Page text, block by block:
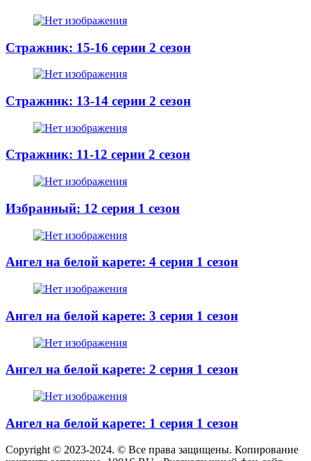
Стражник: 15-16 серии 2 сезон
Стражник: 13-14 серии 2 сезон
Стражник: 11-12 серии 2 сезон
Избранный: 12 серия 1 сезон
Ангел на белой карете: 4 серия 1 сезон
Ангел на белой карете: 3 серия 1 сезон
Ангел на белой карете: 2 серия 1 сезон
Ангел на белой карете: 1 серия 1 сезон
Copyright © 2023-2024. © Все права защищены. Копирование